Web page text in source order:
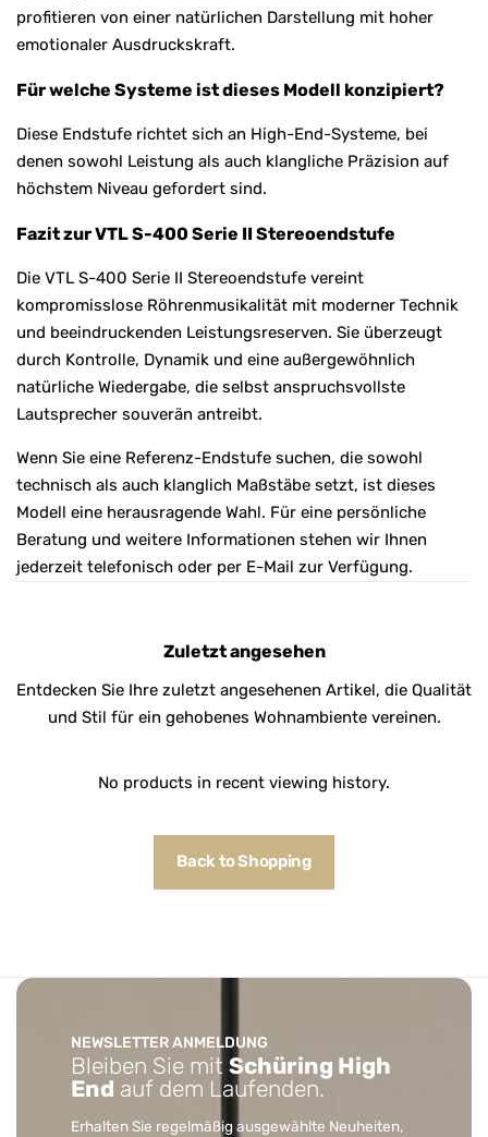
profitieren von einer natürlichen Darstellung mit hoher
emotionaler Ausdruckskraft.
Für welche Systeme ist dieses Modell konzipiert?
Diese Endstufe richtet sich an High-End-Systeme, bei
denen sowohl Leistung als auch klangliche Präzision auf
höchstem Niveau gefordert sind.
Fazit zur VTL S-400 Serie II Stereoendstufe
Die VTL S-400 Serie II Stereoendstufe vereint
kompromisslose Röhrenmusikalität mit moderner Technik
und beeindruckenden Leistungsreserven. Sie überzeugt
durch Kontrolle, Dynamik und eine außergewöhnlich
natürliche Wiedergabe, die selbst anspruchsvollste
Lautsprecher souverän antreibt.
Wenn Sie eine Referenz-Endstufe suchen, die sowohl
technisch als auch klanglich Maßstäbe setzt, ist dieses
Modell eine herausragende Wahl. Für eine persönliche
Beratung und weitere Informationen stehen wir Ihnen
jederzeit telefonisch oder per E-Mail zur Verfügung.
Zuletzt angesehen
Entdecken Sie Ihre zuletzt angesehenen Artikel, die Qualität
und Stil für ein gehobenes Wohnambiente vereinen.
No products in recent viewing history.
Back to Shopping
NEWSLETTER ANMELDUNG
Bleiben Sie mit Schüring High
End auf dem Laufenden.
Erhalten Sie regelmäßig ausgewählte Neuheiten,